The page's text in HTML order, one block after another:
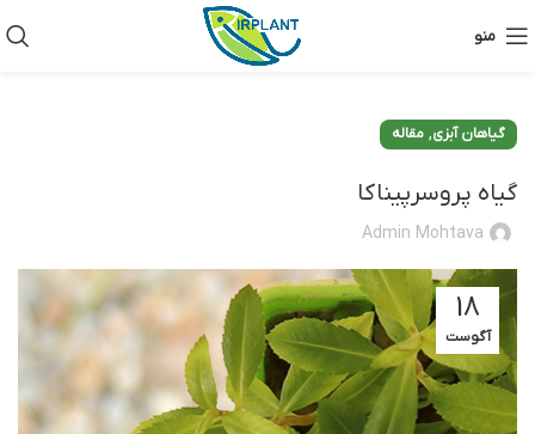
منو
گیاهان آبزی, مقاله
گیاه پروسرپیناکا
Admin Mohtava
18
آگوست